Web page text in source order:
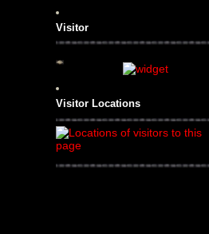
Visitor
Visitor Locations